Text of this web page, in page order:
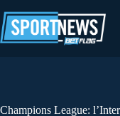
al
contenuto
Champions League: